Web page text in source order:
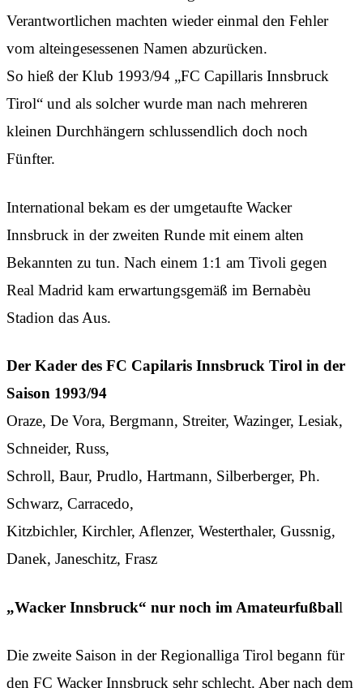
Verantwortlichen machten wieder einmal den Fehler
vom alteingesessenen Namen abzurücken.
So hieß der Klub 1993/94 „FC Capillaris Innsbruck
Tirol“ und als solcher wurde man nach mehreren
kleinen Durchhängern schlussendlich doch noch
Fünfter.
International bekam es der umgetaufte Wacker
Innsbruck in der zweiten Runde mit einem alten
Bekannten zu tun. Nach einem 1:1 am Tivoli gegen
Real Madrid kam erwartungsgemäß im Bernabèu
Stadion das Aus.
Der Kader des FC Capilaris Innsbruck Tirol in der
Saison 1993/94
Oraze, De Vora, Bergmann, Streiter, Wazinger, Lesiak,
Schneider, Russ,
Schroll, Baur, Prudlo, Hartmann, Silberberger, Ph.
Schwarz, Carracedo,
Kitzbichler, Kirchler, Aflenzer, Westerthaler, Gussnig,
Danek, Janeschitz, Frasz
„Wacker Innsbruck“ nur noch im Amateurfußball
Die zweite Saison in der Regionalliga Tirol begann für
den FC Wacker Innsbruck sehr schlecht. Aber nach dem